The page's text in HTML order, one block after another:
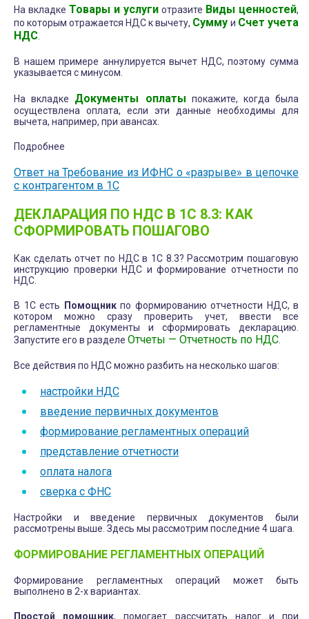
На вкладке Товары и услуги отразите Виды ценностей,
по которым отражается НДС к вычету, Сумму и Счет учета
НДС.
В нашем примере аннулируется вычет НДС, поэтому сумма
указывается с минусом.
На вкладке Документы оплаты покажите, когда была
осуществлена оплата, если эти данные необходимы для
вычета, например, при авансах.
Подробнее
Ответ на Требование из ИФНС о «разрыве» в цепочке
с контрагентом в 1С
ДЕКЛАРАЦИЯ ПО НДС В 1С 8.3: КАК
СФОРМИРОВАТЬ ПОШАГОВО
Как сделать отчет по НДС в 1С 8.3? Рассмотрим пошаговую
инструкцию проверки НДС и формирование отчетности по
НДС.
В 1С есть Помощникпо формированию отчетности НДС, в
котором можно сразу проверить учет, ввести все
регламентные документы и сформировать декларацию.
Запустите его в разделе Отчеты — Отчетность по НДС.
Все действия по НДС можно разбить на несколько шагов:
настройки НДС
введение первичных документов
формирование регламентных операций
представление отчетности
оплата налога
сверка с ФНС
Настройки и введение первичных документов были
рассмотрены выше. Здесь мы рассмотрим последние 4 шага.
ФОРМИРОВАНИЕ РЕГЛАМЕНТНЫХ ОПЕРАЦИЙ
Формирование регламентных операций может быть
выполнено в 2-х вариантах.
Простой помощник, помогает рассчитать налог и при